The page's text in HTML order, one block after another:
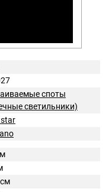
споты
светильники)